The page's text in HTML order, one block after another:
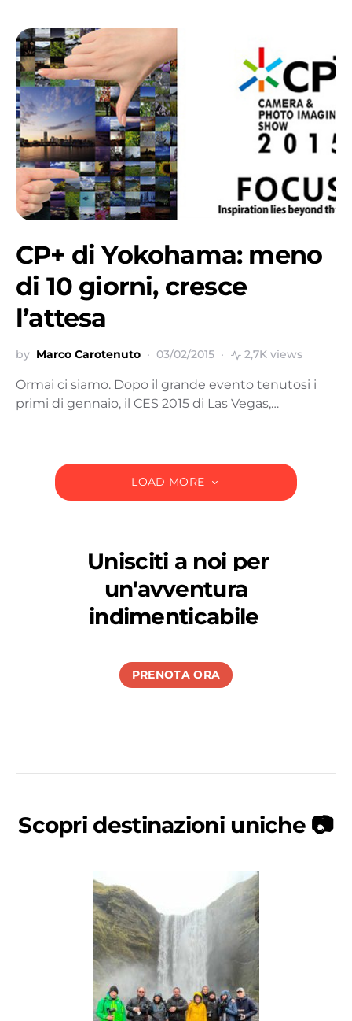
CP+ di Yokohama: meno
di 10 giorni, cresce
l’attesa
by Marco Carotenuto 03/02/2015 2,7K views
Ormai ci siamo. Dopo il grande evento tenutosi i
primi di gennaio, il CES 2015 di Las Vegas,…
LOAD MORE
Unisciti a noi per
un'avventura
indimenticabile
PRENOTA ORA
Scopri destinazioni uniche 📷